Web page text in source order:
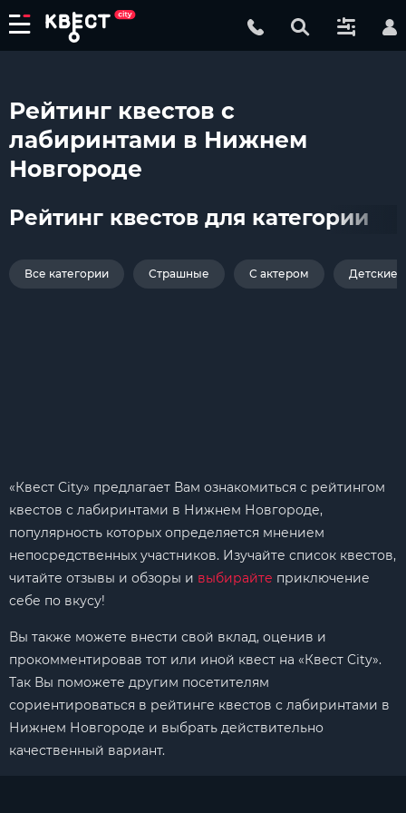
Рейтинг квестов с
лабиринтами в Нижнем
Новгороде
Рейтинг квестов для категории
Все категории Страшные С актером Детские
«Квест City» предлагает Вам ознакомиться с рейтингом
квестов с лабиринтами в Нижнем Новгороде,
популярность которых определяется мнением
непосредственных участников. Изучайте список квестов,
читайте отзывы и обзоры и выбирайте приключение
себе по вкусу!
Вы также можете внести свой вклад, оценив и
прокомментировав тот или иной квест на «Квест City».
Так Вы поможете другим посетителям
сориентироваться в рейтинге квестов с лабиринтами в
Нижнем Новгороде и выбрать действительно
качественный вариант.